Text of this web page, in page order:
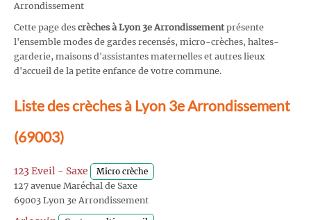
Arrondissement
Cette page des crèches à Lyon 3e Arrondissementprésente
l'ensemble modes de gardes recensés, micro-crèches, haltes-
garderie, maisons d'assistantes maternelles et autres lieux
d'accueil de la petite enfance de votre commune.
Liste des crèches à Lyon 3e Arrondissement
(69003)
123 Eveil - Saxe Micro crèche
127 avenue Maréchal de Saxe
69003 Lyon 3e Arrondissement